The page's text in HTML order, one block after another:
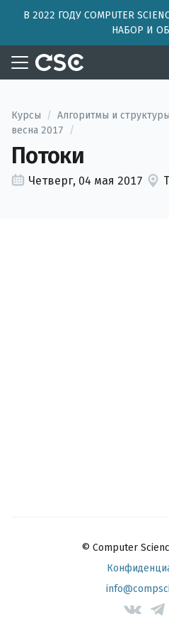
В 2022 ГОДУ COMPUTER
НАБОР И
Курсы / Алгоритмы и
весна 2017
/
Потоки
Четверг, 04 мая 2017
© Computer